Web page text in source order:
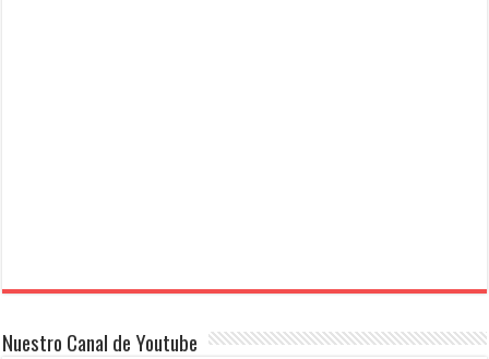
Nuestro Canal de Youtube